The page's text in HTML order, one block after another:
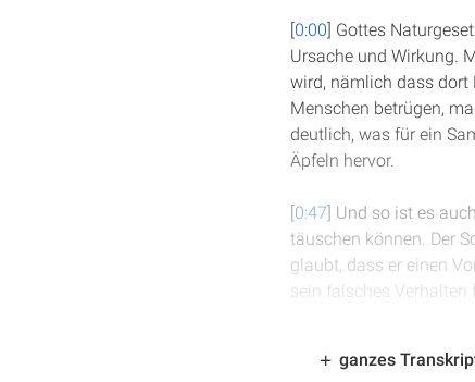
[0:00] Gottes
Ursache und Wirkung.
wird, nämlich dass dort
Menschen betrügen,
deutlich, was für ein
Äpfeln hervor.
[0:47] Und so ist es
täuschen können. Der
glaubt, dass er einen
sein falsches Verhalten
werden wir Ruinen
ganzes